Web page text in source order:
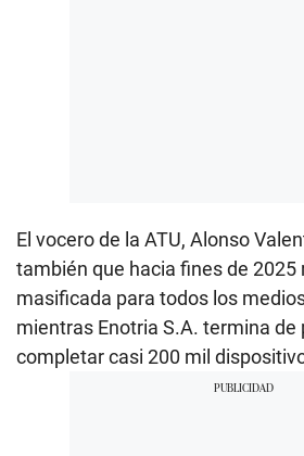
El vocero de la ATU, Alonso
también que hacia fines de 2025
masificada para todos los
mientras Enotria S.A. termina de
completar casi 200 mil